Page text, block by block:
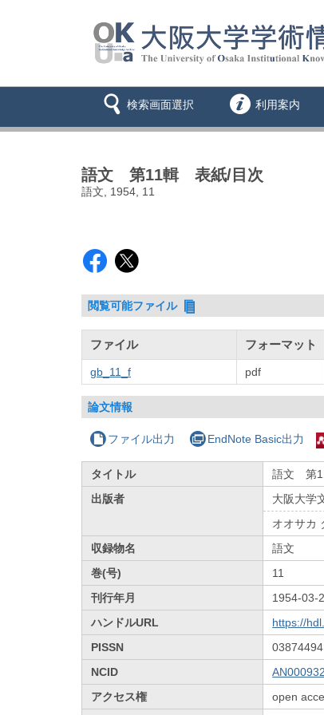
検索画面選択 利用案内
語文 第11輯 表紙/目次
語文, 1954, 11
閲覧可能ファイル
ファイル フォーマット
gb_11_f pdf
論文情報
ファイル出力 EndNote Basic出力
タイトル
語文 第
出版者
大阪大学
オオサカ
収録物名
語文
巻(号)
11
刊行年月
1954-03-
ハンドルURL
https://
PISSN
03874494
NCID
アクセス権
open